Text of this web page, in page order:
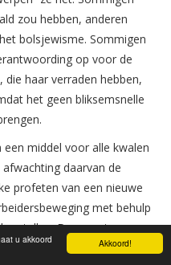
Akkoord!
u akkoord
zou hebben, anderen
bolsjewisme. Sommigen
op voor de
haar verraden hebben,
het geen bliksemsnelle
middel voor alle kwalen
daarvan de
profeten van een nieuwe
met behulp
De meeste van
het slagveld te betreden,